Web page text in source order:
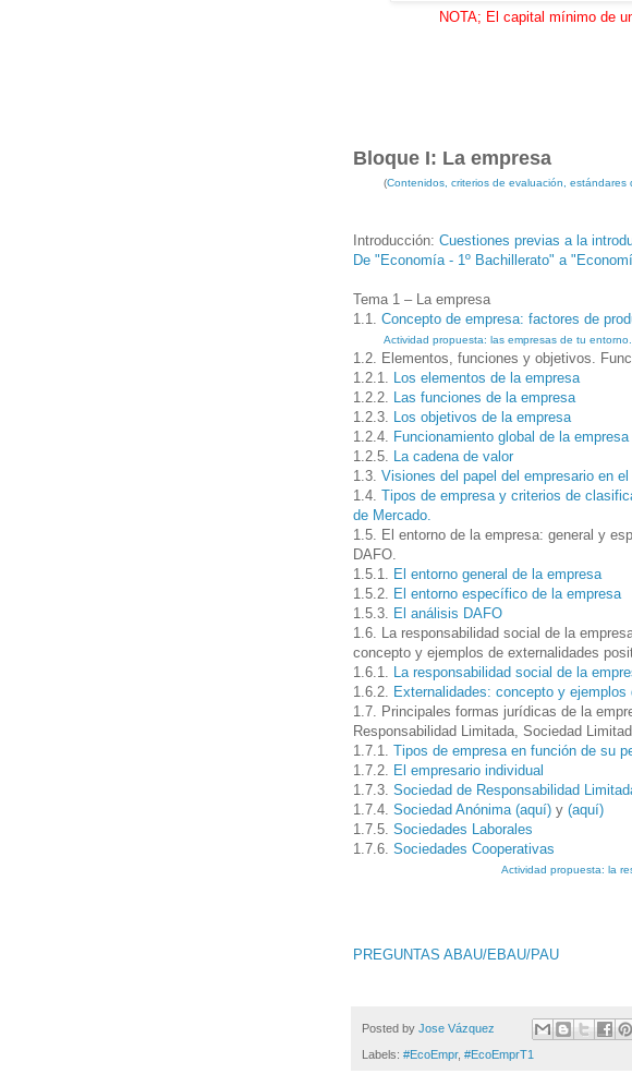
NOTA; El capital mínimo de
Bloque I: La empresa
(Contenidos, criterios de evaluación,
Introducción: Cuestiones previas a la
De "Economía - 1º Bachillerato" a
Tema 1 – La empresa
1.1. Concepto de empresa: factores de
Actividad propuesta: las empresas de tu entorno.
1.2. Elementos, funciones y objetivos.
1.2.1. Los elementos de la empresa
1.2.2. Las funciones de la empresa
1.2.3. Los objetivos de la empresa
1.2.4. Funcionamiento global de la empresa
1.2.5. La cadena de valor
1.3. Visiones del papel del empresario en
1.4. Tipos de empresa y criterios de
de Mercado.
1.5. El entorno de la empresa: general y
DAFO.
1.5.1. El entorno general de la empresa
1.5.2. El entorno específico de la empresa
1.5.3. El análisis DAFO
1.6. La responsabilidad social de la
concepto y ejemplos de externalidades
1.6.1. La responsabilidad social de la
1.6.2. Externalidades: concepto y
1.7. Principales formas jurídicas de la
Responsabilidad Limitada, Sociedad
1.7.1. Tipos de empresa en función de su
1.7.2. El empresario individual
1.7.3. Sociedad de Responsabilidad
1.7.4. Sociedad Anónima (aquí) y (aquí)
1.7.5. Sociedades Laborales
1.7.6. Sociedades Cooperativas
Actividad propuesta: la
PREGUNTAS ABAU/EBAU/PAU
Posted by Jose Vázquez
Labels: #EcoEmpr, #EcoEmprT1